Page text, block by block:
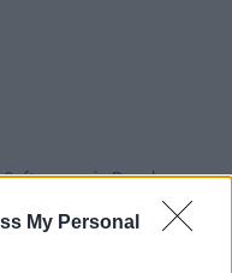
My Personal
Software más Populares »